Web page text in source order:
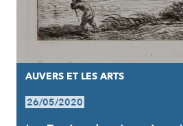
AUVERS ET LES ARTS
26/05/2020